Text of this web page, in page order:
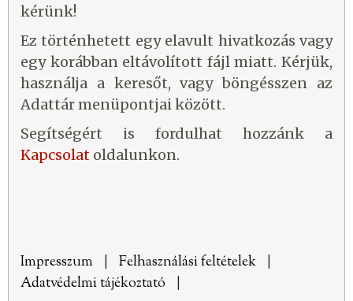
kérünk!
Ez történhetett egy elavult hivatkozás vagy
egy korábban eltávolított fájl miatt. Kérjük,
használja a keresőt, vagy böngésszen az
Adattár menüpontjai között.
Segítségért is fordulhat hozzánk a
Kapcsolat oldalunkon.
Impresszum Felhasználási feltételek
Adatvédelmi tájékoztató